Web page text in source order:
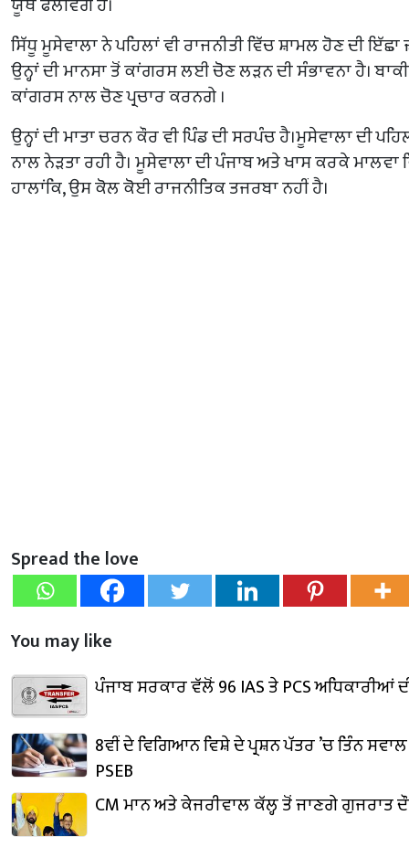
ਸਿੱਧੂ ਮੂਸੇਵਾਲਾ ਨੇ ਪਹਿਲਾਂ ਵੀ ਰਾਜਨੀਤੀ ਵਿੱਚ ਸ਼ਾਮਲ ਹੋਣ ਦੀ ਇੱਛਾ
ਉਨ੍ਹਾਂ ਦੀ ਮਾਨਸਾ ਤੋਂ ਕਾਂਗਰਸ ਲਈ ਚੋਣ ਲੜਨ ਦੀ ਸੰਭਾਵਨਾ ਹੈ।
ਕਾਂਗਰਸ ਨਾਲ ਚੋਣ ਪ੍ਰਚਾਰ ਕਰਨਗੇ ।
ਉਨ੍ਹਾਂ ਦੀ ਮਾਤਾ ਚਰਨ ਕੌਰ ਵੀ ਪਿੰਡ ਦੀ ਸਰਪੰਚ ਹੈ।ਮੂਸੇਵਾਲਾ ਦੀ
ਨਾਲ ਨੇੜਤਾ ਰਹੀ ਹੈ। ਮੂਸੇਵਾਲਾ ਦੀ ਪੰਜਾਬ ਅਤੇ ਖਾਸ ਕਰਕੇ ਮਾਲਵਾ
ਹਾਲਾਂਕਿ, ਉਸ ਕੋਲ ਕੋਈ ਰਾਜਨੀਤਿਕ ਤਜਰਬਾ ਨਹੀਂ ਹੈ।
Spread the love
You may like
ਪੰਜਾਬ ਸਰਕਾਰ ਵੱਲੋਂ 96 IAS ਤੇ PCS
8ਵੀਂ ਦੇ ਵਿਗਿਆਨ ਵਿਸ਼ੇ ਦੇ ਪ੍ਰਸ਼ਨ ਪੱਤਰ ’ਚ ਤਿੰਨ
PSEB
CM ਮਾਨ ਅਤੇ ਕੇਜਰੀਵਾਲ ਕੱਲ੍ਹ ਤੋਂ ਜਾਣਗੇ ਗੁਜਰਾਤ